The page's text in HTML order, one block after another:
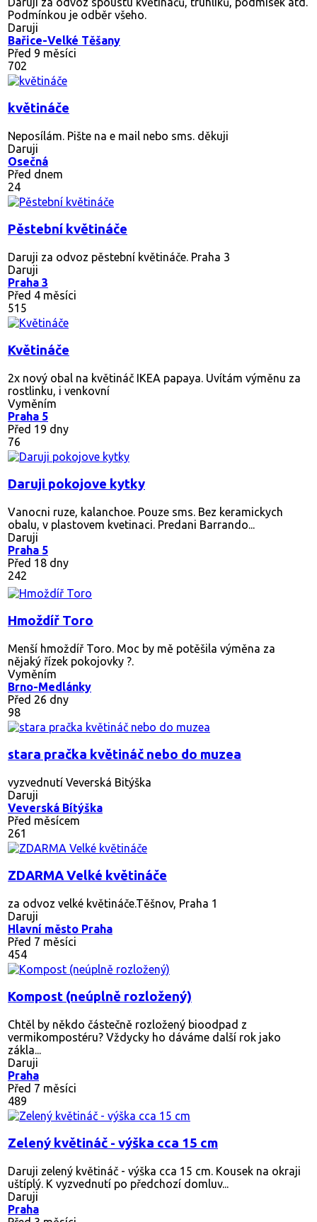
Podmínkou je odběr všeho.
Daruji
Bařice-Velké Těšany
Před 9 měsíci
702
květináče
Neposílám. Pište na e mail nebo sms. děkuji
Daruji
Osečná
Před dnem
24
Pěstební květináče
Daruji za odvoz pěstební květináče. Praha 3
Daruji
Praha 3
Před 4 měsíci
515
Květináče
2x nový obal na květináč IKEA papaya. Uvítám výměnu za
rostlinku, i venkovní
Vyměním
Praha 5
Před 19 dny
76
Daruji pokojove kytky
Vanocni ruze, kalanchoe. Pouze sms. Bez keramickych
obalu, v plastovem kvetinaci. Predani Barrando...
Daruji
Praha 5
Před 18 dny
242
Hmoždíř Toro
Menší hmoždíř Toro. Moc by mě potěšila výměna za
nějaký řízek pokojovky ?.
Vyměním
Brno-Medlánky
Před 26 dny
98
stara pračka květináč nebo do muzea
vyzvednutí Veverská Bitýška
Daruji
Veverská Bítýška
Před měsícem
261
ZDARMA Velké květináče
za odvoz velké květináče.Těšnov, Praha 1
Daruji
Hlavní město Praha
Před 7 měsíci
454
Kompost (neúplně rozložený)
Chtěl by někdo částečně rozložený bioodpad z
vermikompostéru? Vždycky ho dáváme další rok jako
zákla...
Daruji
Praha
Před 7 měsíci
489
Zelený květináč - výška cca 15 cm
Daruji zelený květináč - výška cca 15 cm. Kousek na okraji
uštíplý. K vyzvednutí po předchozí domluv...
Daruji
Praha